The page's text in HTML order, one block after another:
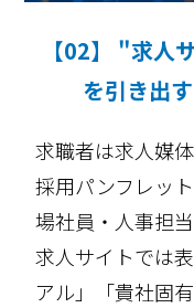
【02】 "求人
を引き出
求職者は求人媒
採用パンフレッ
場社員・人事担
求人サイトでは
アル」「貴社固